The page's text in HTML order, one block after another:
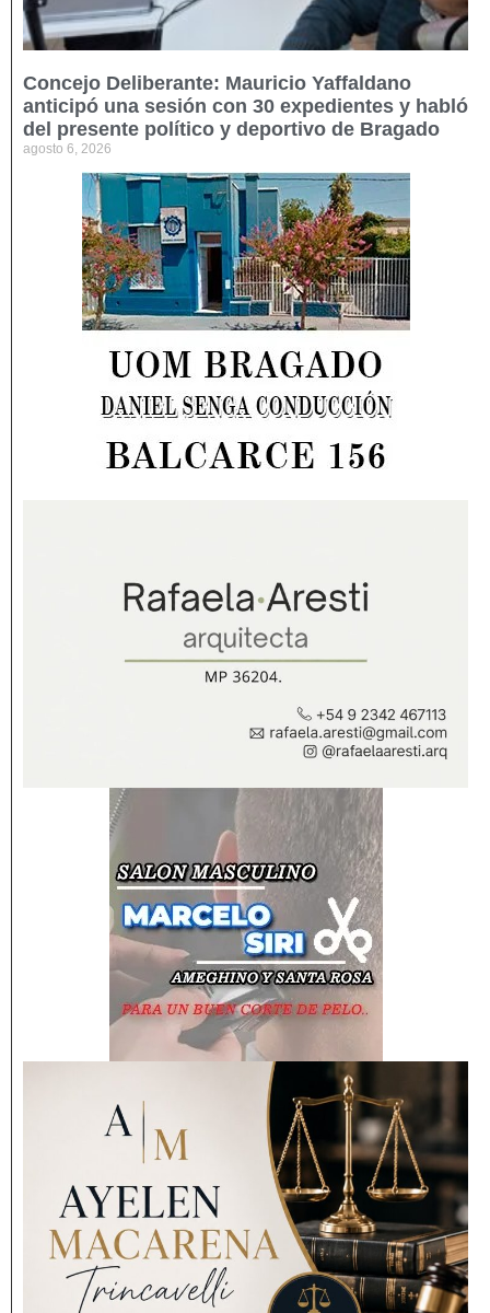
Concejo Deliberante: Mauricio Yaffaldano
anticipó una sesión con 30 expedientes y habló
del presente político y deportivo de Bragado
agosto 6, 2026